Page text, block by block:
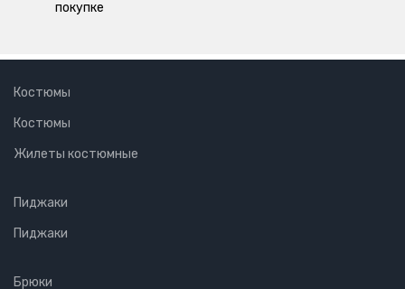
покупке
Костюмы
Костюмы
Жилеты костюмные
Пиджаки
Пиджаки
Брюки